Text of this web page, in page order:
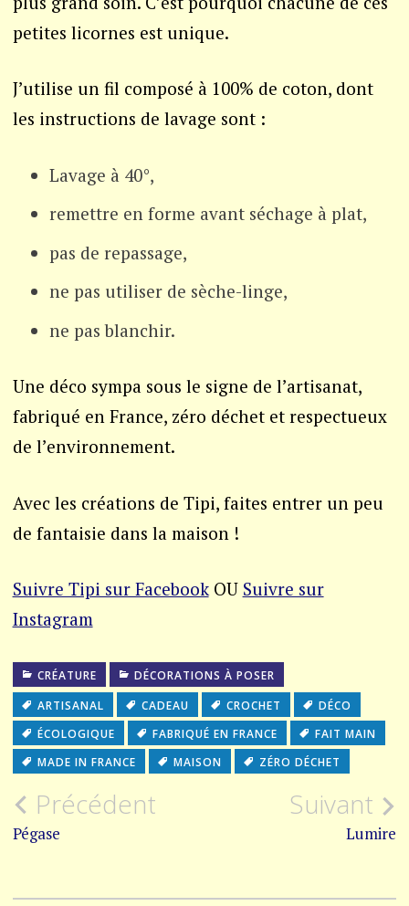
petites licornes est unique.
J’utilise un fil composé à 100% de coton, dont
les instructions de lavage sont :
Lavage à 40°,
remettre en forme avant séchage à plat,
pas de repassage,
ne pas utiliser de sèche-linge,
ne pas blanchir.
Une déco sympa sous le signe de l’artisanat,
fabriqué en France, zéro déchet et respectueux
de l’environnement.
Avec les créations de Tipi, faites entrer un peu
de fantaisie dans la maison !
Suivre Tipi sur FacebookOU Suivre sur
Instagram
CRÉATURE
DÉCORATIONS À POSER
ARTISANAL
CADEAU CROCHET
DÉCO
ÉCOLOGIQUE
FABRIQUÉ EN FRANCE
FAIT MAIN
MADE IN FRANCE
MAISON ZÉRO DÉCHET
Navigation
de
Précédent
Pégase
Suivant
Lumire